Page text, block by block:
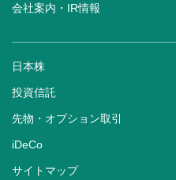
会社案内・IR情報
日本株
投資信託
先物・オプション取引
iDeCo
サイトマップ